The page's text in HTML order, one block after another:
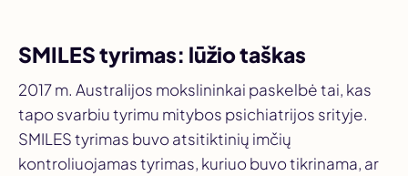
SMILES tyrimas: lūžio taškas
2017 m. Australijos mokslininkai paskelbė tai, kas
tapo svarbiu tyrimu mitybos psichiatrijos srityje.
SMILES tyrimas buvo atsitiktinių imčių
kontroliuojamas tyrimas, kuriuo buvo tikrinama, ar